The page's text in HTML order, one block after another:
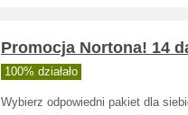
Promocja Nortona! 14
100% działało
Wybierz odpowiedni pakiet dla